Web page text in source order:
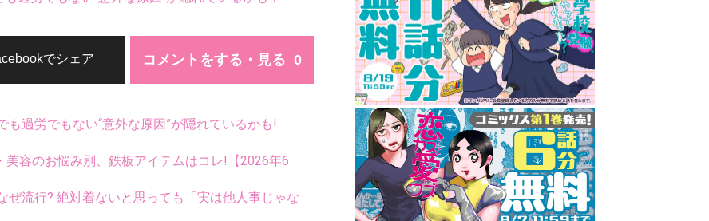
コメントをする・見る
でシェア
過労でもない“意外な原因”が隠れているかも!
容のお悩み別、鉄板アイテムはコレ!【2026年6
流行? 絶対着ないと思っても「実は他人事じゃな